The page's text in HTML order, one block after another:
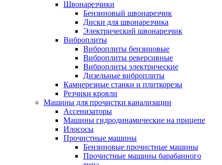
Швонарезчики
Бензиновый швонарезчик
Диски для швонарезчика
Электрический швонарезчик
Виброплиты
Виброплиты бензиновые
Виброплиты реверсивные
Виброплиты электрические
Дизельные виброплиты
Камнерезные станки и плиткорезы
Резчики кровли
Машины для прочистки канализации
Ассенизаторы
Машины гидродинамические на прицепе
Илососы
Прочистные машины
Бензиновые прочистные машины
Прочистные машины барабанного